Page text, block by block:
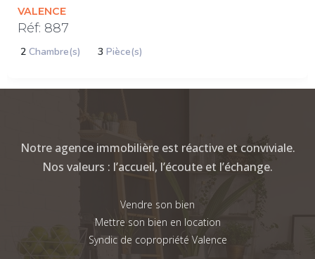
VALENCE
Réf: 887
2 Chambre(s) 3 Pièce(s)
Notre agence immobilière est réactive et conviviale.
Nos valeurs : l’accueil, l’écoute et l’échange.
Vendre son bien
Mettre son bien en location
Syndic de copropriété Valence